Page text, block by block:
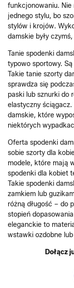
funkcjonowaniu. Nie
jednego stylu, bo
stylów i krojów.
damskie były
Tanie spodenki
typowo sportowy.
Takie tanie szorty
sprawdza się
paski lub sznurki do
elastyczny
damskie, które
niektórych
Oferta spodenki
sobie szorty dla
modele, które mają
spodenki dla kobiet
Takie spodenki
zamkiem lub
różną długość – do
stopień
eleganckie to
wstawki ozdobne
Dołącz